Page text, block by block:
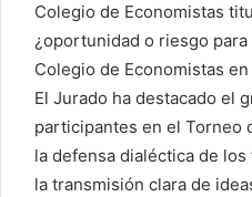
Colegio de Economistas
¿oportunidad o riesgo para
Colegio de Economistas
El Jurado ha destacado el
participantes en el Torneo
la defensa dialéctica de
la transmisión clara de